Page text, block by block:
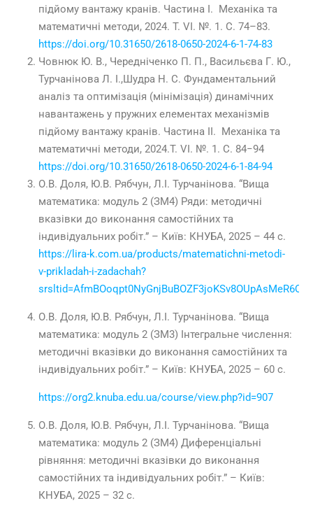
підйому вантажу кранів. Частина І. Механіка та
математичні методи, 2024. T. VІ. №. 1. С. 74–83.
https://doi.org/10.31650/2618-0650-2024-6-1-74-83
Човнюк Ю. В., Чередніченко П. П., Васильєва Г. Ю.,
Турчанінова Л. І.,Шудра Н. С. Фундаментальний
аналіз та оптимізація (мінімізація) динамічних
навантажень у пружних елементах механізмів
підйому вантажу кранів. Частина ІІ. Механіка та
математичні методи, 2024.T. VІ. №. 1. С. 84−94
https://doi.org/10.31650/2618-0650-2024-6-1-84-94
О.В. Доля, Ю.В. Рябчун, Л.І. Турчанінова. “Вища
математика: модуль 2 (ЗМ4) Ряди: методичні
вказівки до виконання самостійних та
індивідуальних робіт.” – Київ: КНУБА, 2025 – 44 с.
https://lira-k.com.ua/products/matematichni-metodi-
v-prikladah-i-zadachah?
О.В. Доля, Ю.В. Рябчун, Л.І. Турчанінова. “Вища
математика: модуль 2 (ЗМ3) Інтегральне числення:
методичні вказівки до виконання самостійних та
індивідуальних робіт.” – Київ: КНУБА, 2025 – 60 с.
https://org2.knuba.edu.ua/course/view.php?id=907
О.В. Доля, Ю.В. Рябчун, Л.І. Турчанінова. “Вища
математика: модуль 2 (ЗМ4) Диференціальні
рівняння: методичні вказівки до виконання
самостійних та індивідуальних робіт.” – Київ:
КНУБА, 2025 – 32 с.